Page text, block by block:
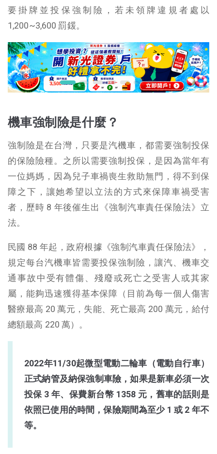
機車強制險線上投保教學
電動自行車如何領牌
機車強制險常見問題
要掛牌並投保強制險，若未領牌違規者處以
1,200~3,600 罰鍰。
機車強制險是什麼？
強制險是在台灣，只要是汽機車，都需要強制投保
的保險險種。之所以需要強制投保，是因為當年有
一位媽媽，因為兒子車禍喪生救助無門，得不到保
障之下，讓她希望以立法的方式來保障車禍受害
者，歷時 8 年後催生出《強制汽車責任保險法》立
法。
民國 88 年起，政府根據《強制汽車責任保險法》，
規定每台汽機車皆需要投保強制險，讓汽、機車交
通事故中受有體傷、殘廢或死亡之受害人或其家
屬，能夠迅速獲得基本保障（目前為每一個人傷害
醫療最高 20 萬元，失能、死亡最高 200 萬元，給付
總額最高 220 萬）。
2022年11/30起微型電動二輪車（電動自行車）
正式納管及納保強制車險，如果是新車必須一次
投保 3 年、保費新台幣 1358 元，舊車的話則是
依照已使用的時間，保險期間為至少 1 或 2 年不
等。